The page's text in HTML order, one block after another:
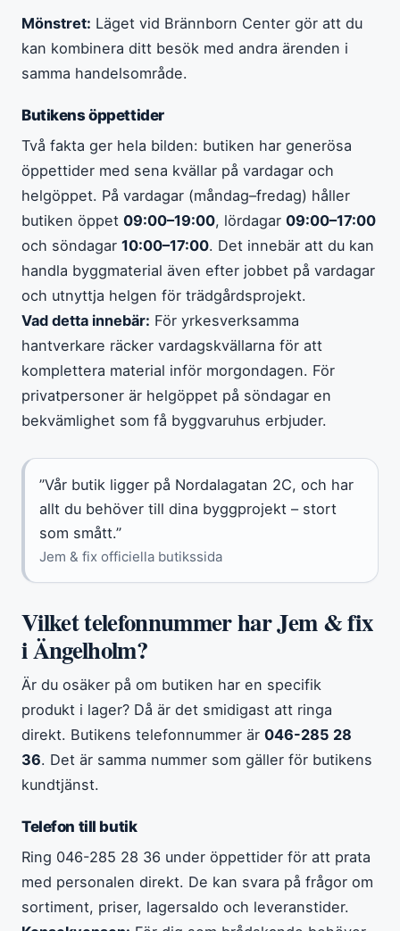
Mönstret: Läget vid Brännborn Center gör att du
kan kombinera ditt besök med andra ärenden i
samma handelsområde.
Butikens öppettider
Två fakta ger hela bilden: butiken har generösa
öppettider med sena kvällar på vardagar och
helgöppet. På vardagar (måndag–fredag) håller
butiken öppet 09:00–19:00, lördagar 09:00–17:00
och söndagar 10:00–17:00. Det innebär att du kan
handla byggmaterial även efter jobbet på vardagar
och utnyttja helgen för trädgårdsprojekt.
Vad detta innebär: För yrkesverksamma
hantverkare räcker vardagskvällarna för att
komplettera material inför morgondagen. För
privatpersoner är helgöppet på söndagar en
bekvämlighet som få byggvaruhus erbjuder.
”Vår butik ligger på Nordalagatan 2C, och har
allt du behöver till dina byggprojekt – stort
som smått.”
Jem & fix officiella butikssida
Vilket telefonnummer har Jem & fix
i Ängelholm?
Är du osäker på om butiken har en specifik
produkt i lager? Då är det smidigast att ringa
direkt. Butikens telefonnummer är 046-285 28
36. Det är samma nummer som gäller för butikens
kundtjänst.
Telefon till butik
Ring 046-285 28 36 under öppettider för att prata
med personalen direkt. De kan svara på frågor om
sortiment, priser, lagersaldo och leveranstider.